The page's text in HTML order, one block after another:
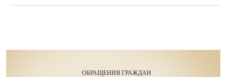
ОБРАЩЕНИЯ ГРАЖДАН